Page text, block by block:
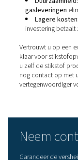
Hoe
Bedrijven
leveranciers.
locatie wint
compressor
(PSA)of